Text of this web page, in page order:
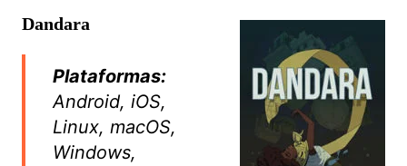
Dandara
Plataformas:
Android, iOS,
Linux, macOS,
Windows,